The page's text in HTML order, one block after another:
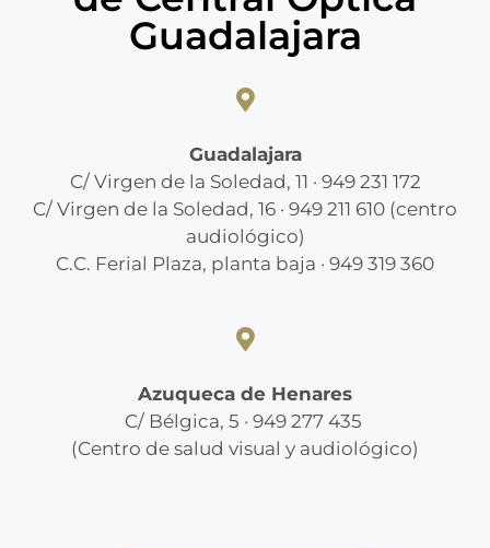
Guadalajara
Guadalajara
C/ Virgen de la Soledad, 11 · 949 231 172
C/ Virgen de la Soledad, 16 · 949 211 610 (centro
audiológico)
C.C. Ferial Plaza, planta baja · 949 319 360
Azuqueca de Henares
C/ Bélgica, 5 · 949 277 435
(Centro de salud visual y audiológico)